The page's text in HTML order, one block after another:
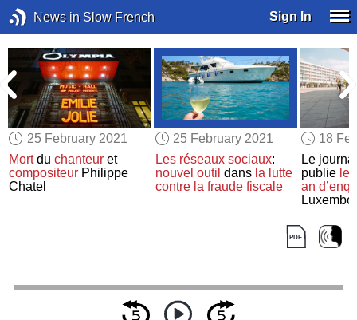
News in Slow French Sign In
25 February 2021
Mortduchanteur et
compositeur Philippe
Chatel
25 February 2021
Les réseaux sociaux:
nouvel outil dans la lutte
contre la fraude fiscale
18
Le
publie
an